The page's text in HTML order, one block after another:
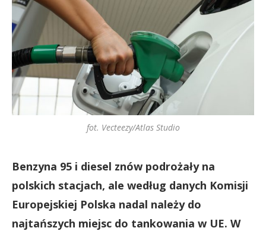
fot. Vecteezy/Atlas Studio
Benzyna 95 i diesel znów podrożały na
polskich stacjach, ale według danych Komisji
Europejskiej Polska nadal należy do
najtańszych miejsc do tankowania w UE. W